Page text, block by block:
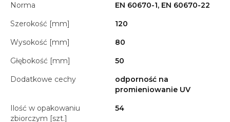
Norma
EN 60670-1, EN 60670-22
Szerokość [mm]
120
Wysokość [mm]
80
Głębokość [mm]
50
Dodatkowe cechy
odporność na
promieniowanie UV
Ilość w opakowaniu
zbiorczym [szt.]
54